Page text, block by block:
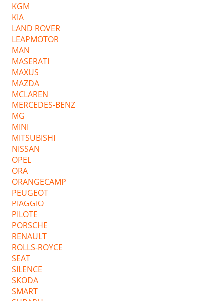
KGM
KIA
LAND ROVER
LEAPMOTOR
MAN
MASERATI
MAXUS
MAZDA
MCLAREN
MERCEDES-BENZ
MG
MINI
MITSUBISHI
NISSAN
OPEL
ORA
ORANGECAMP
PEUGEOT
PIAGGIO
PILOTE
PORSCHE
RENAULT
ROLLS-ROYCE
SEAT
SILENCE
SKODA
SMART